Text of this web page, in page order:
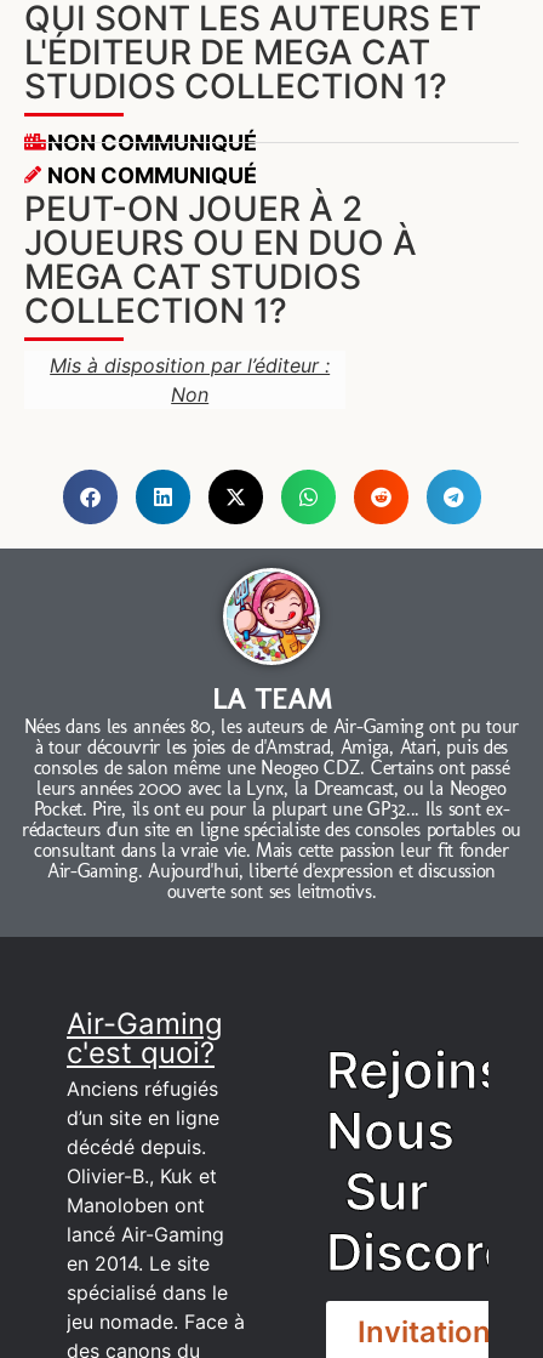
QUI SONT LES AUTEURS ET
L'ÉDITEUR DE MEGA CAT
STUDIOS COLLECTION 1?
NON COMMUNIQUÉ
NON COMMUNIQUÉ
PEUT-ON JOUER À 2
JOUEURS OU EN DUO À
MEGA CAT STUDIOS
COLLECTION 1?
Mis à disposition par l’éditeur :
Non
LA TEAM
Nées dans les années 80, les auteurs de Air-Gaming ont pu tour
à tour découvrir les joies de d'Amstrad, Amiga, Atari, puis des
consoles de salon même une Neogeo CDZ. Certains ont passé
leurs années 2000 avec la Lynx, la Dreamcast, ou la Neogeo
Pocket. Pire, ils ont eu pour la plupart une GP32... Ils sont ex-
rédacteurs d'un site en ligne spécialiste des consoles portables ou
consultant dans la vraie vie. Mais cette passion leur fit fonder
Air-Gaming. Aujourd'hui, liberté d'expression et discussion
ouverte sont ses leitmotivs.
Air-Gaming
c'est quoi?
Anciens réfugiés
d’un site en ligne
décédé depuis.
Olivier-B., Kuk et
Manoloben ont
lancé Air-Gaming
en 2014. Le site
spécialisé dans le
jeu nomade. Face à
des canons du
Rejoins
Nous
Sur
Discord
Invitation